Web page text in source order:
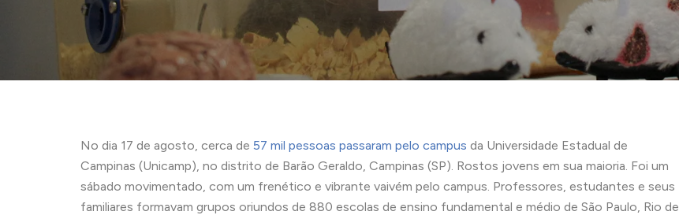
No dia 17 de agosto, cerca de 57 mil pessoas passaram pelo campus da Universidade Estadual de
Campinas (Unicamp), no distrito de Barão Geraldo, Campinas (SP). Rostos jovens em sua maioria. Foi um
sábado movimentado, com um frenético e vibrante vaivém pelo campus. Professores, estudantes e seus
familiares formavam grupos oriundos de 880 escolas de ensino fundamental e médio de São Paulo, Rio de